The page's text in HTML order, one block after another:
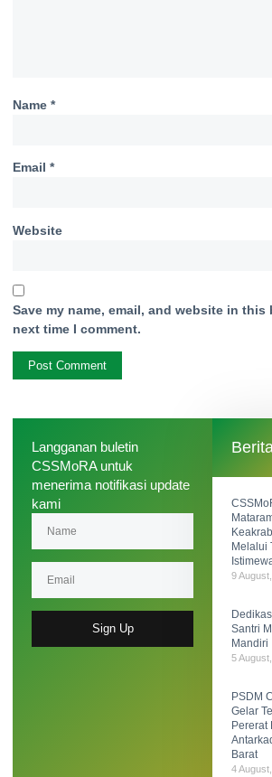
Name *
Email *
Website
Save my name, email, and website in this
next time I comment.
Langganan buletin
CSSMoRA untuk
menerima notifikasi update
kami​
Sign Up
Melalui
9
Santri
Mandiri
5
PSDM
Gelar
Pererat
Barat
4